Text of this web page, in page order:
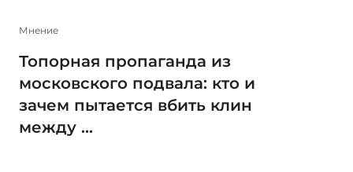
Мнение
Топорная пропаганда из
московского подвала: кто и
зачем пытается вбить клин
между ...